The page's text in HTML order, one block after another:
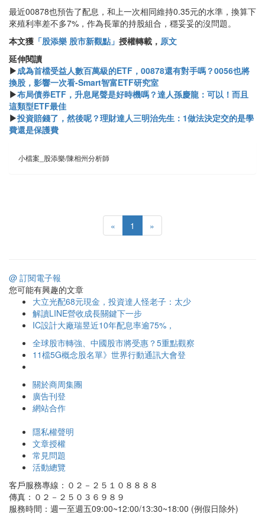
最近00878也預告了配息，和上一次相同維持0.35元的水準，換算下
來殖利率差不多7%，作為長輩的持股組合，穩妥妥的沒問題。
本文獲 「股添樂 股市新觀點」 授權轉載， 原文
延伸閱讀
▶成為首檔受益人數百萬級的ETF，00878還有對手嗎？0056也將
換股，影響一次看-Smart智富ETF研究室
▶布局債券ETF，升息尾聲是好時機嗎？達人孫慶龍：可以！而且
這類型ETF最佳
▶投資賠錢了，然後呢？理財達人三明治先生：1做法決定交的是學
費還是保護費
小檔案_股添樂/陳相州分析師
« 1 »
@ 訂閱電子報
您可能有興趣的文章
大立光配68元現金，投資達人怪老子：太少
解讀LINE營收成長關鍵下一步
IC設計大廠瑞昱近10年配息率逾75%，
全球股市轉強、中國股市將受惠？5重點觀察
11檔5G概念股名單》世界行動通訊大會登
關於商周集團
廣告刊登
網站合作
隱私權聲明
文章授權
常見問題
活動總覽
客戶服務專線：０２－２５１０８８８８
傳真：０２－２５０３６９８９
服務時間：週一至週五09:00~12:00/13:30~18:00 (例假日除外)